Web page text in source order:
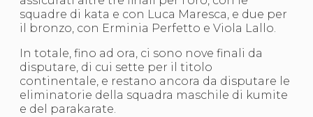
S'istrumpa
News
Difesa Personale MGA
La disciplina
News
Merchandising
Mappa del sito
squadre di kata e con Luca Maresca, e due per
il bronzo, con Erminia Perfetto e Viola Lallo.
In totale, fino ad ora, ci sono nove finali da
disputare, di cui sette per il titolo
continentale, e restano ancora da disputare le
eliminatorie della squadra maschile di kumite
e del parakarate.